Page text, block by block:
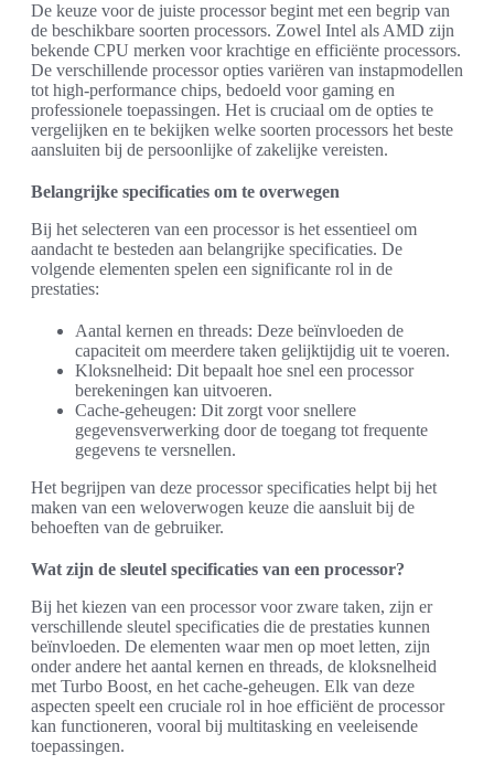
De keuze voor de juiste processor begint met een begrip van
de beschikbare soorten processors. Zowel Intel als AMD zijn
bekende CPU merken voor krachtige en efficiënte processors.
De verschillende processor opties variëren van instapmodellen
tot high-performance chips, bedoeld voor gaming en
professionele toepassingen. Het is cruciaal om de opties te
vergelijken en te bekijken welke soorten processors het beste
aansluiten bij de persoonlijke of zakelijke vereisten.
Belangrijke specificaties om te overwegen
Bij het selecteren van een processor is het essentieel om
aandacht te besteden aan belangrijke specificaties. De
volgende elementen spelen een significante rol in de
prestaties:
Aantal kernen en threads: Deze beïnvloeden de
capaciteit om meerdere taken gelijktijdig uit te voeren.
Kloksnelheid: Dit bepaalt hoe snel een processor
berekeningen kan uitvoeren.
Cache-geheugen: Dit zorgt voor snellere
gegevensverwerking door de toegang tot frequente
gegevens te versnellen.
Het begrijpen van deze processor specificaties helpt bij het
maken van een weloverwogen keuze die aansluit bij de
behoeften van de gebruiker.
Wat zijn de sleutel specificaties van een processor?
Bij het kiezen van een processor voor zware taken, zijn er
verschillende sleutel specificaties die de prestaties kunnen
beïnvloeden. De elementen waar men op moet letten, zijn
onder andere het aantal kernen en threads, de kloksnelheid
met Turbo Boost, en het cache-geheugen. Elk van deze
aspecten speelt een cruciale rol in hoe efficiënt de processor
kan functioneren, vooral bij multitasking en veeleisende
toepassingen.